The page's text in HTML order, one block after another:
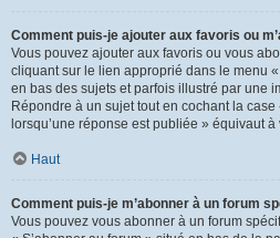
Comment puis-je ajouter aux favoris ou
Vous pouvez ajouter aux favoris ou vous
cliquant sur le lien approprié dans le menu
en bas des sujets et parfois illustré par une
Répondre à un sujet tout en cochant la
lorsqu’une réponse est publiée » équivaut
Haut
Comment puis-je m’abonner à un forum
Vous pouvez vous abonner à un forum